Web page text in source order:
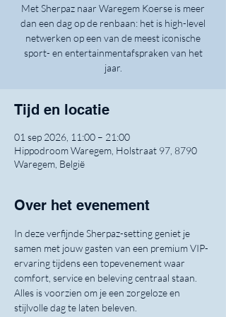
Met Sherpaz naar Waregem Koerse is meer
dan een dag op de renbaan: het is high-level
netwerken op een van de meest iconische
sport- en entertainmentafspraken van het
jaar.
Tijd en locatie
01 sep 2026, 11:00 – 21:00
Hippodroom Waregem, Holstraat 97, 8790
Waregem, België
Over het evenement
In deze verfijnde Sherpaz-setting geniet je
samen met jouw gasten van een premium VIP-
ervaring tijdens een topevenement waar
comfort, service en beleving centraal staan.
Alles is voorzien om je een zorgeloze en
stijlvolle dag te laten beleven.